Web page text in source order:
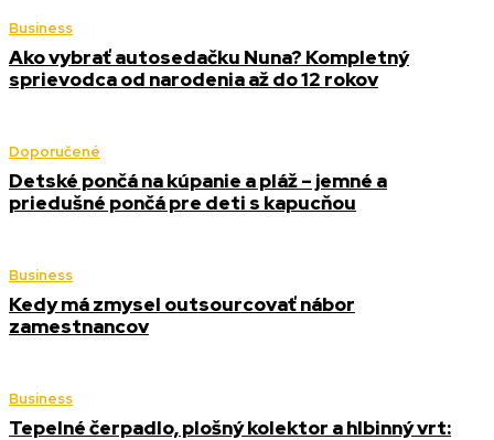
Business
Ako vybrať autosedačku Nuna? Kompletný
sprievodca od narodenia až do 12 rokov
Doporučené
Detské pončá na kúpanie a pláž – jemné a
priedušné pončá pre deti s kapucňou
Business
Kedy má zmysel outsourcovať nábor
zamestnancov
Business
Tepelné čerpadlo, plošný kolektor a hlbinný vrt: